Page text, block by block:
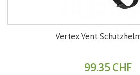
Vertex Vent
99.35 CHF